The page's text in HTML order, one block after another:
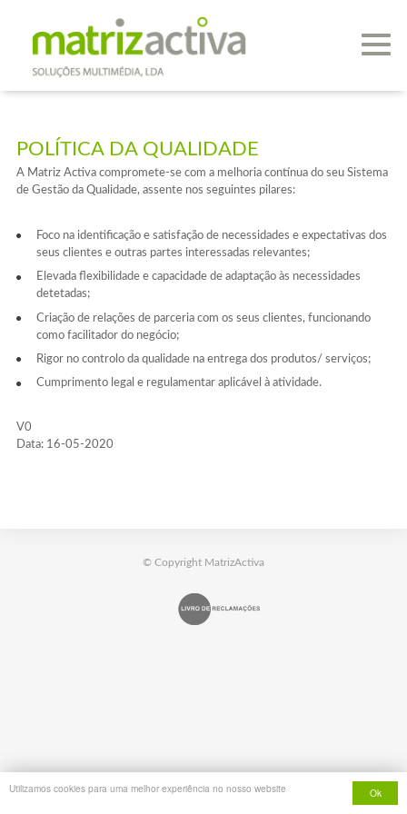
Ok
Utilizamos cookies para uma melhor experiência no nosso website
POLÍTICA DA QUALIDADE
A Matriz Activa compromete-se com a melhoria contínua do seu Sistema
de Gestão da Qualidade, assente nos seguintes pilares:
Foco na identificação e satisfação de necessidades e expectativas dos
seus clientes e outras partes interessadas relevantes;
Elevada flexibilidade e capacidade de adaptação às necessidades
detetadas;
Criação de relações de parceria com os seus clientes, funcionando
como facilitador do negócio;
Rigor no controlo da qualidade na entrega dos produtos/ serviços;
Cumprimento legal e regulamentar aplicável à atividade.
V0
Data: 16-05-2020
© Copyright MatrizActiva